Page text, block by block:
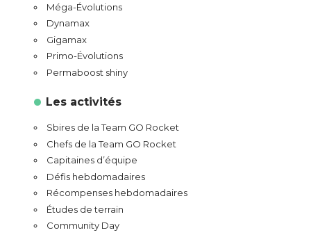
Méga-Évolutions
Dynamax
Gigamax
Primo-Évolutions
Permaboost shiny
Les activités
Sbires de la Team GO Rocket
Chefs de la Team GO Rocket
Capitaines d’équipe
Défis hebdomadaires
Récompenses hebdomadaires
Études de terrain
Community Day